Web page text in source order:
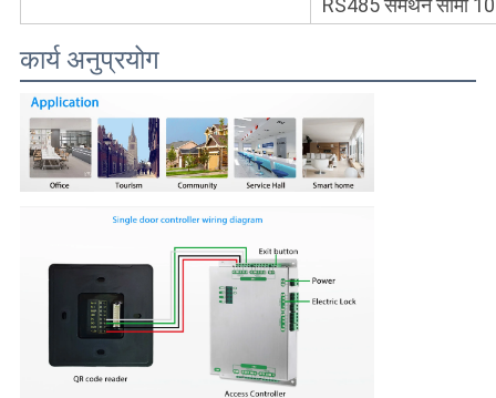
RS485 समर्थन सीमा
कार्य अनुप्रयोग